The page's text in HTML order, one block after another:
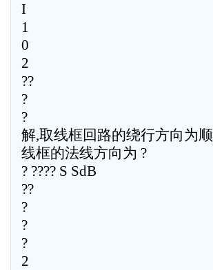
I
1
0
2
??
?
?
解,取线框回路的绕行方向为
线框的法线方向为 ?
? ???? S SdB
??
?
?
?
2